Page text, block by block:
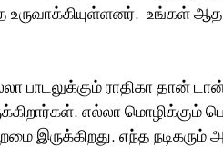
உங்கள்
பாடலுக்கும் ராதிகா தான்
எல்லா மொழிக்கும்
இருக்கிறது. எந்த